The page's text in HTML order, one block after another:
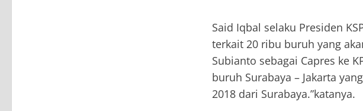
Said Iqbal selaku Presiden
terkait 20 ribu buruh yang
Subianto sebagai Capres ke
buruh Surabaya – Jakarta
2018 dari Surabaya.”katanya.